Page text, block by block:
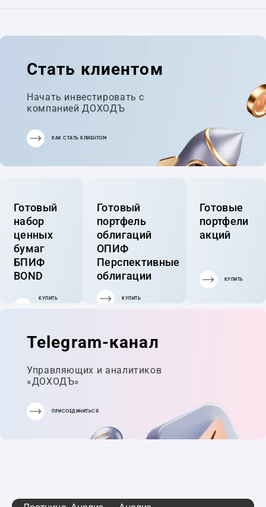
Стать клиентом
Начать инвестировать с
компанией ДОХОДЪ
КАК СТАТЬ КЛИЕНТОМ
Готовый
набор
ценных
бумаг
БПИФ
BOND
КУПИТЬ
Готовый
портфель
облигаций
ОПИФ
Перспективные
облигации
КУПИТЬ
Готовые
портфели
акций
КУПИТЬ
Telegram-канал
Управляющих и аналитиков
«ДОХОДЪ»
ПРИСОЕДИНИТЬСЯ